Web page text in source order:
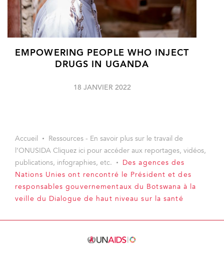
EMPOWERING PEOPLE WHO INJECT
DRUGS IN UGANDA
18 JANVIER 2022
Accueil
Ressources - En savoir plus sur le travail de
l’ONUSIDA Cliquez ici pour accéder aux reportages, vidéos,
publications, infographies, etc.
Des agences des
Nations Unies ont rencontré le Président et des
responsables gouvernementaux du Botswana à la
veille du Dialogue de haut niveau sur la santé